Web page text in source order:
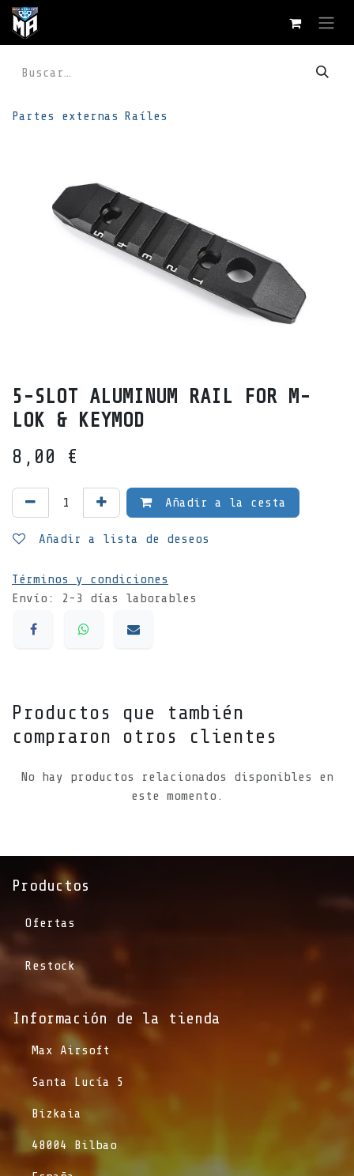
Ir al contenido
Partes externas Raíles
5-SLOT ALUMINUM RAIL FOR M-
LOK & KEYMOD
8,00
€
Añadir a la cesta
Añadir a lista de deseos
Términos y condiciones
Envío: 2-3 días laborables
Productos que también
compraron otros clientes
No hay productos relacionados disponibles en
este momento.
Productos
Ofertas
Restock
Información de la tienda​
​Max Airsoft
​Santa Lucía 5
​Bizkaia
​48004 Bilbao